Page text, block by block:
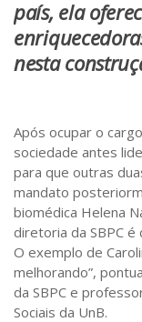
país, ela
nesta
Após ocupar o
sociedade antes
para que outras
mandato
biomédica Helena
diretoria da SBPC
O exemplo de
melhorando”,
da SBPC e
Sociais da UnB.